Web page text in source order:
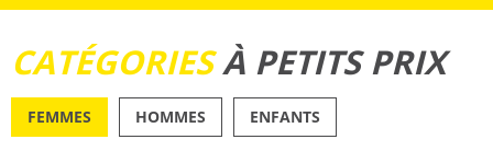
CATÉGORIESÀ PETITS PRIX
FEMMES HOMMES ENFANTS